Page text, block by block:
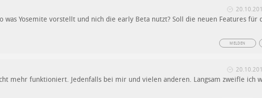
was Yosemite vorstellt und nich die early Beta nutzt? Soll die neuen Features für
MELDEN
mehr funktioniert. Jedenfalls bei mir und vielen anderen. Langsam zweifle ich